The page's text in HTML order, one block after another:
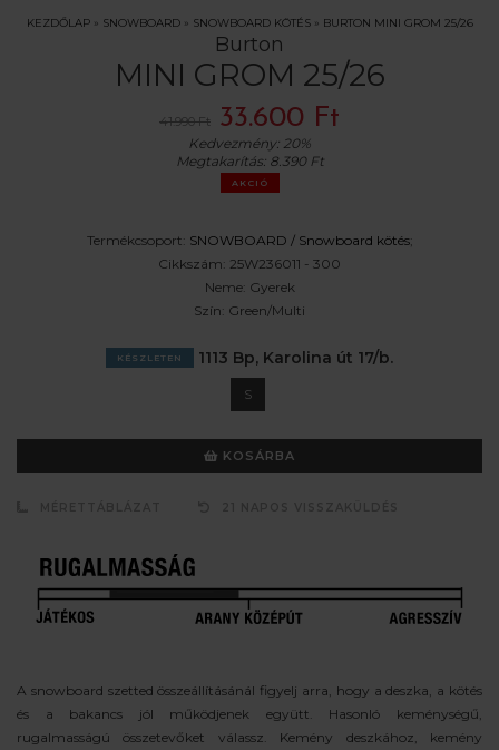
KEZDŐLAP» SNOWBOARD» SNOWBOARD KÖTÉS» BURTON MINI GROM 25/26
Burton
MINI GROM 25/26
41.990 Ft 33.600 Ft
Kedvezmény: 20%
Megtakarítás: 8.390 Ft
AKCIÓ
Termékcsoport: SNOWBOARD / Snowboard kötés;
Cikkszám: 25W236011 - 300
Neme: Gyerek
Szín: Green/Multi
KÉSZLETEN 1113 Bp, Karolina út 17/b.
S
KOSÁRBA
A snowboard szetted összeállításánál figyelj arra, hogy a deszka, a kötés
és a bakancs jól működjenek együtt. Hasonló keménységű,
rugalmasságú összetevőket válassz. Kemény deszkához, kemény